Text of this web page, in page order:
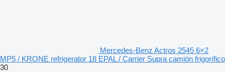
Mercedes-Benz Actros 2545 6×2
MP5 / KRONE refrigerator 18 EPAL / Carrier Supra camión frigorífico
30